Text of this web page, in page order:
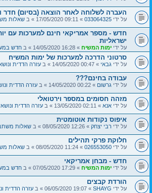
העברה לשלוחה לאחר הוצאה (בסיום) חדר
על ידי 033064325 » 09:11 17/05/2020 » ב שאלות
ישראליות
על ידי ימות המשיח » 16:28 14/05/2020 » ב חדש
סרטוני הדרכה למערכות של ימות המשיח
על ידי גבאי » 00:47 14/05/2020 » ב עזרה הדדית
עבודה בחינם???
על ידי גרשום » 00:22 14/05/2020 » ב עזרה הדדית
מזהה חסומים במספר וירטואלי
על ידי אנא » 02:11 13/05/2020 » ב עזרה הדדית
איפוס נקודות אוטומטית
על ידי רבי יצחק » 12:26 08/05/2020 » ב שאלות
חלוקת פרקי תהילים
על ידי 026553050 » 11:24 08/05/2020 » ב שאלות
חדש - מבחן אמריקאי
על ידי ימות המשיח » 17:29 07/05/2020 » ב חדש
הורדת קבצים
על ידי SHAYG » 19:07 06/05/2020 » ב עזרה הדדית